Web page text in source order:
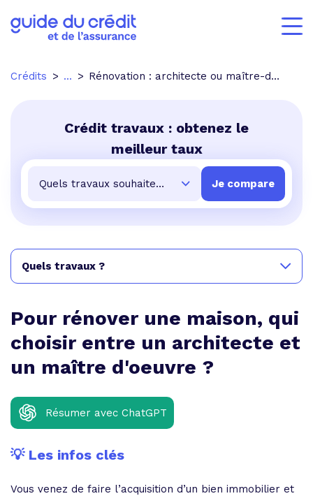
Crédits ... Rénovation : architecte ou maître-d'uvre ?
Crédit travaux : obtenez le
meilleur taux
Pour rénover une maison, qui
choisir entre un architecte et
un maître d'oeuvre ?
Résumer avec ChatGPT
💡 Les infos clés
Vous venez de faire l’acquisition d’un bien immobilier et
Quels travaux ?